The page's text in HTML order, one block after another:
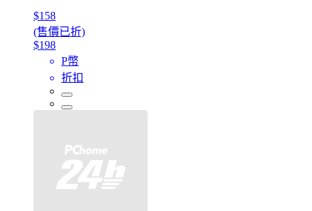
$158
(售價已折)
$198
P幣
折扣